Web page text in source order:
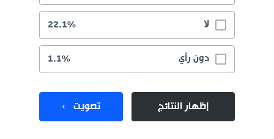
لا 22.1%
دون رأي 1.1%
إظهار النتائج تصويت